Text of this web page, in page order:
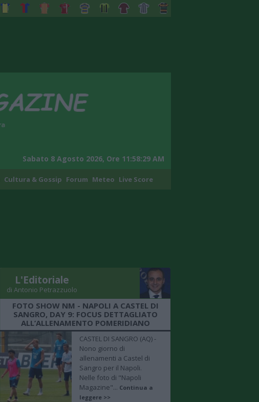
Sabato 8 Agosto 2026, Ore 11:58:30 AM
Cultura & Gossip Forum Meteo Live Score
L'Editoriale
di Antonio Petrazzuolo
FOTO SHOW NM - NAPOLI A CASTEL DI
SANGRO, DAY 9: FOCUS DETTAGLIATO
ALL’ALLENAMENTO POMERIDIANO
CASTEL DI SANGRO (AQ) -
Nono giorno di
allenamenti a Castel di
Sangro per il Napoli.
Nelle foto di "Napoli
Magazine"... Continua a
leggere >>